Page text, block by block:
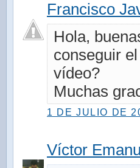
Francisco
Hola,
conseguir
vídeo?
Muchas
1 DE JULIO DE
Víctor